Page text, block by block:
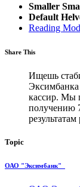
Smaller
Default
Reading
Share This
Ищешь
Эксимбанка
кассир. Мы
получению
Topic
ОАО "Эксимбанк"